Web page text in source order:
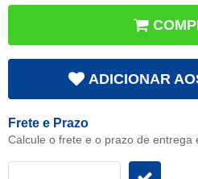
ADICIONAR
Frete e Prazo
Calcule o frete e o prazo de entrega